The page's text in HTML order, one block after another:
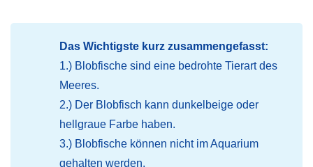
Das Wichtigste kurz zusammengefasst:
1.) Blobfische sind eine bedrohte Tierart des
Meeres.
2.) Der Blobfisch kann dunkelbeige oder
hellgraue Farbe haben.
3.) Blobfische können nicht im Aquarium
gehalten werden.